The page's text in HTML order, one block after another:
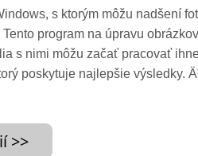
s ktorým môžu nadšení
program na úpravu
s nimi môžu začať pracovať
poskytuje najlepšie výsledky.